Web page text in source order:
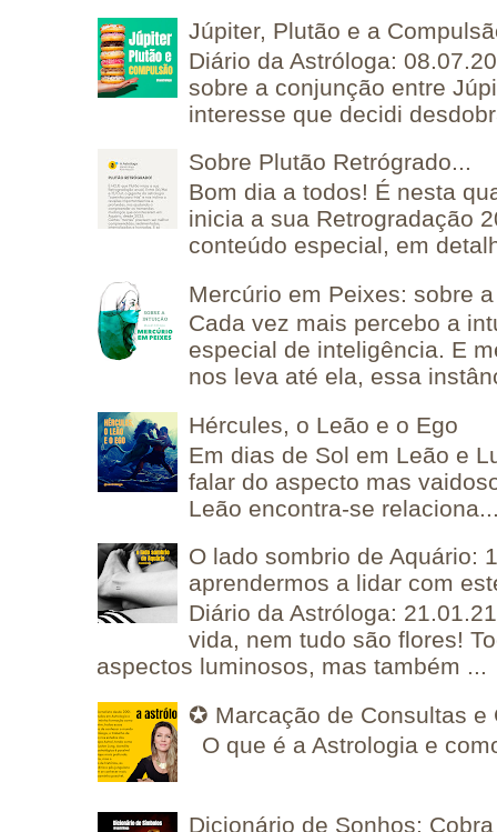
Júpiter, Plutão e a
Diário da Astróloga:
sobre a conjunção entre
interesse que decidi
Sobre Plutão Retrógrado...
Bom dia a todos! É nesta
inicia a sua Retrogradação
conteúdo especial, em
Mercúrio em Peixes: sobre
Cada vez mais percebo a
especial de inteligência. E
nos leva até ela, essa
Hércules, o Leão e o Ego
Em dias de Sol em Leão e
falar do aspecto mas
Leão encontra-se
O lado sombrio de Aquário:
aprendermos a lidar com
Diário da Astróloga:
vida, nem tudo são flores!
aspectos luminosos, mas também ...
✪ Marcação de Consultas e
O que é a Astrologia e
Dicionário de Sonhos: Cobra